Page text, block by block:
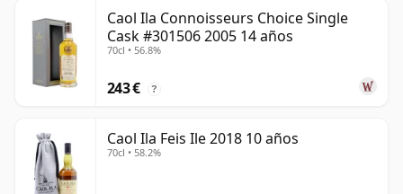
Caol Ila Connoisseurs Choice Single
Cask #301506 2005 14 años
70cl • 56.8%
243 € ?
Caol Ila Feis Ile 2018 10 años
70cl • 58.2%